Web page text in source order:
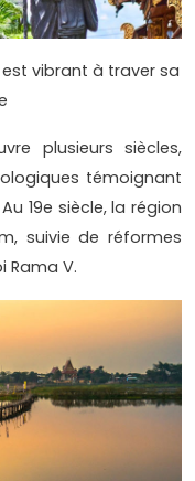
vibrant à traver sa
plusieurs siècles,
témoignant
19e siècle, la région
suivie de réformes
Rama V.